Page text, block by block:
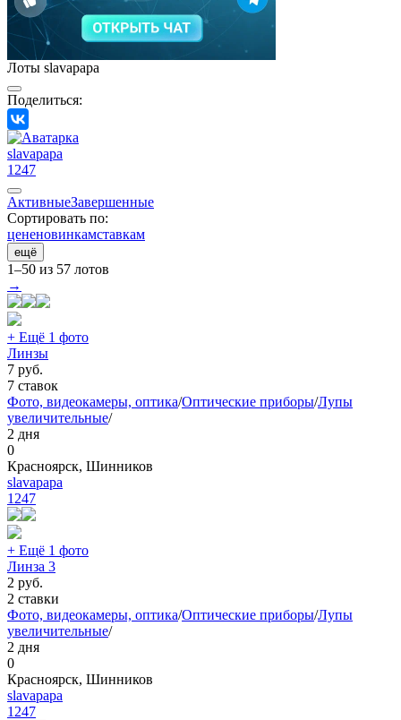
Лоты slavapapa
Поделиться:
slavapapa
1247
АктивныеЗавершенные
Сортировать по:
цененовинкамставкам
ещё
1–50 из 57 лотов
→
+ Ещё 1 фото
Линзы
7 руб.
7 ставок
Фото, видеокамеры, оптика/Оптические приборы/Лупы
увеличительные/
2 дня
0
Красноярск, Шинников
slavapapa
1247
+ Ещё 1 фото
Линза 3
2 руб.
2 ставки
Фото, видеокамеры, оптика/Оптические приборы/Лупы
увеличительные/
2 дня
0
Красноярск, Шинников
slavapapa
1247